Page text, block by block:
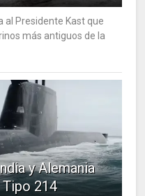
al Presidente Kast que
más antiguos de la
y Alemania
Tipo 214